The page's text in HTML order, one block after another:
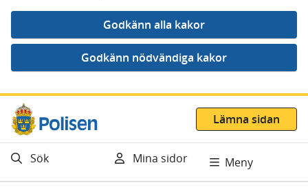
Gå direkt till innehåll
Lämna sidan
Sök Mina sidor Meny